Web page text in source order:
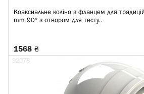
Коаксиальне коліно з фланцем для
mm 90° з отвором для тесту..
1568 ₴
92078